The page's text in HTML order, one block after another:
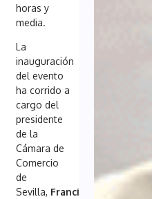
horas y
media.
La
inauguración
del evento
ha corrido a
cargo del
presidente
de la
Cámara de
Comercio
de
Sevilla, Francisco